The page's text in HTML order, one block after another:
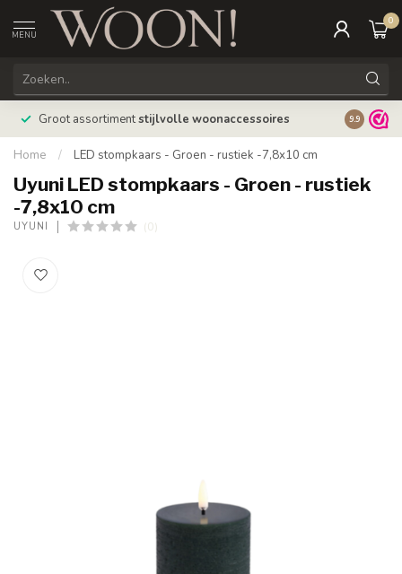
MENU
0
Groot assortimentstijlvolle woonaccessoires 9.9
Home / LED stompkaars - Groen - rustiek -7,8x10 cm
Uyuni LED stompkaars - Groen - rustiek
-7,8x10 cm
UYUNI (0)